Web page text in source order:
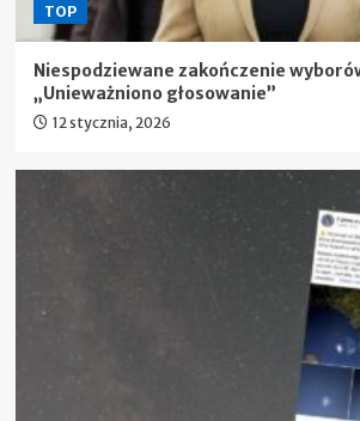
TOP
Niespodziewane zakończenie
„Unieważniono głosowanie”
12 stycznia, 2026